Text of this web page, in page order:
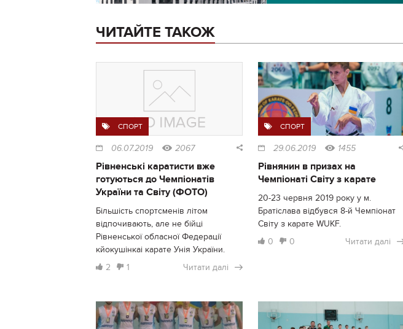
ЧИТАЙТЕ ТАКОЖ
СПОРТ
06.07.2019 2067
Рівненські каратисти вже
готуються до Чемпіонатів
України та Світу (ФОТО)
Більшість спортсменів літом
відпочивають, але не бійці
Рівненської обласної Федерації
кйокушінкаі карате Унія України.
2
1 Читати далі
СПОРТ
29.06.2019 1455
Рівнянин в призах на
Чемпіонаті Світу з карате
20-23 червня 2019 року у м.
Братіслава відбувся 8-й Чемпіонат
Світу з карате WUKF.
0
0 Читати далі